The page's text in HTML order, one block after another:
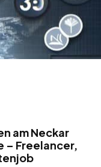
am Neckar
– Freelancer,